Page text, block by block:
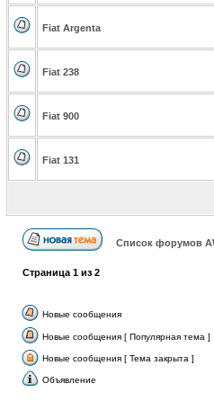
Fiat Argenta
Fiat 238
Fiat 900
Fiat 131
Список форумов
Страница 1из 2
Новые сообщения
Новые сообщения [ Популярная тема ]
Новые сообщения [ Тема закрыта ]
Объявление